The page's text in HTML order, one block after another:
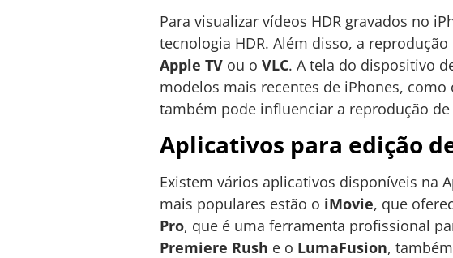
Para visualizar vídeos HDR gravados no
tecnologia HDR. Além disso, a
Apple TV ou o VLC. A tela do dispositivo
modelos mais recentes de iPhones,
também pode influenciar a reprodução
Aplicativos para edição
Existem vários aplicativos disponíveis na
mais populares estão o iMovie, que
Pro, que é uma ferramenta profissional
Premiere Rush e o LumaFusion,